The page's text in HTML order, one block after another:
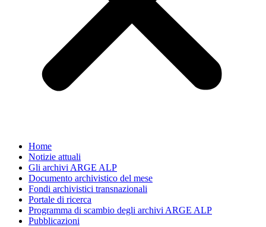
Home
Notizie attuali
Gli archivi ARGE ALP
Documento archivistico del mese
Fondi archivistici transnazionali
Portale di ricerca
Programma di scambio degli archivi ARGE ALP
Pubblicazioni